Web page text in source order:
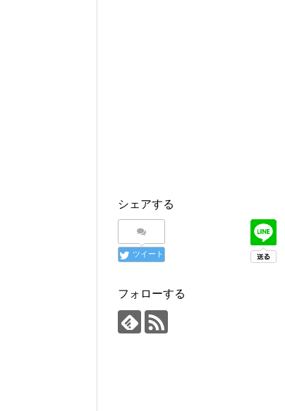
シェアする
ツイート
フォローする